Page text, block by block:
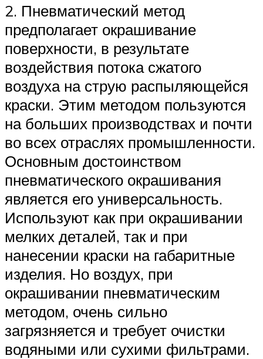
2. Пневматический метод
предполагает окрашивание
поверхности, в результате
воздействия потока сжатого
воздуха на струю распыляющейся
краски. Этим методом пользуются
на больших производствах и почти
во всех отраслях промышленности.
Основным достоинством
пневматического окрашивания
является его универсальность.
Используют как при окрашивании
мелких деталей, так и при
нанесении краски на габаритные
изделия. Но воздух, при
окрашивании пневматическим
методом, очень сильно
загрязняется и требует очистки
водяными или сухими фильтрами.